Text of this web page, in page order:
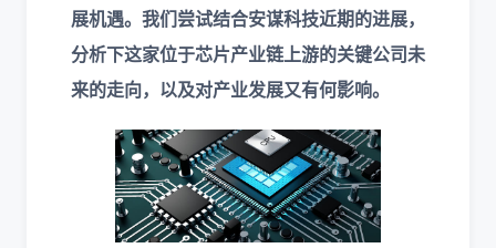
展机遇。我们尝试结合安谋科技近期的进展，
分析下这家位于芯片产业链上游的关键公司未
来的走向，以及对产业发展又有何影响。